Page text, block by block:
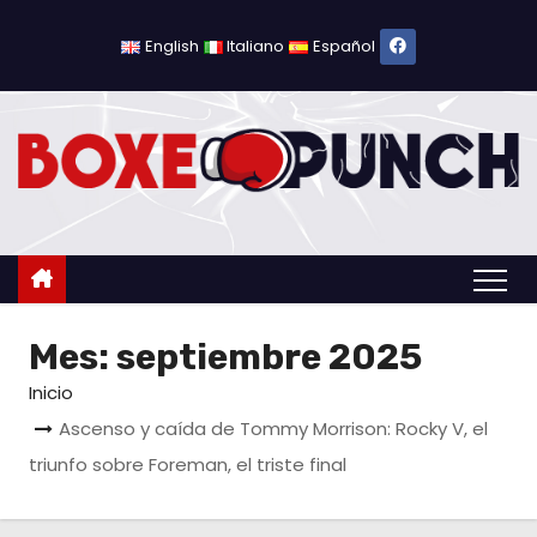
l
d
English Italiano Español
Mes:septiembre 2025
Inicio
Ascenso y caída de Tommy Morrison: Rocky V, el
triunfo sobre Foreman, el triste final